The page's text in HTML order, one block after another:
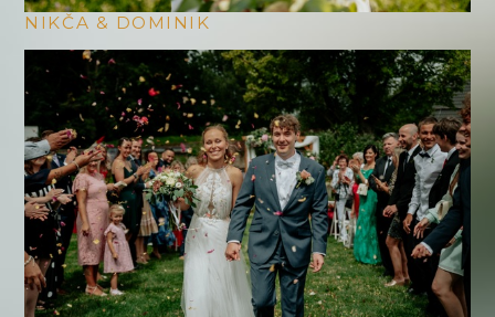
NIKČA & DOMINIK